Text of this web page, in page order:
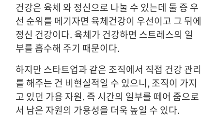
건강은 육체 와 정신으로 나눌 수 있는데 둘 증 우
선 순위를 메기자면 육체건강이 우선이고 그 뒤에
정신 건강이다. 육체가 건강하면 스트레스의 일
부를 흡수해 주기 때문이다.
하지만 스타트업과 같은 조직에서 직접 건강 관리
를 해주는 건 비현실적일 수 있으니, 조직이 가지
고 있던 가용 자원. 즉 시간의 일부를 떼어 줌으로
서 남은 자원의 가용성을 더욱 높일 수 있다.